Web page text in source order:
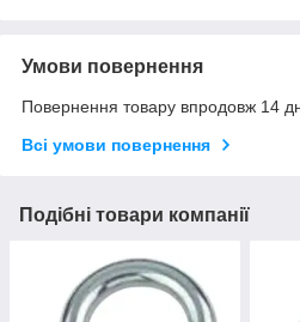
Умови повернення
Повернення товару впродовж 14
Всі умови повернення
Подібні товари компанії